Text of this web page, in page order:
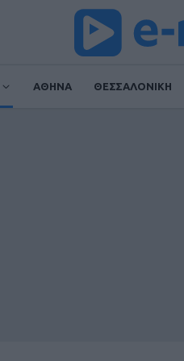
ΑΘΗΝΑ ΘΕΣΣΑΛΟΝΙΚΗ